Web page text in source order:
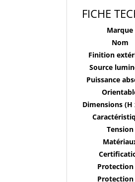
FICHE
Marque
Nom
Finition
Source
Puissance
Dimensions (H
Tension
Protection
Protection